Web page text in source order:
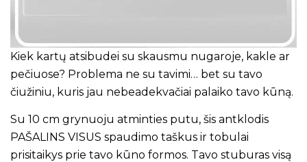
Kiek kartų atsibudei su skausmu nugaroje, kakle ar
pečiuose? Problema ne su tavimi… bet su tavo
čiužiniu, kuris jau nebeadekvačiai palaiko tavo kūną.
Su 10 cm grynuoju atminties putu, šis antklodis
PAŠALINS VISUS spaudimo taškus ir tobulai
prisitaikys prie tavo kūno formos. Tavo stuburas visą